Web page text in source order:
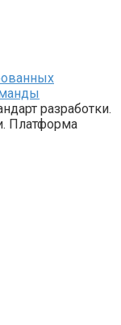
разработки.
Платформа